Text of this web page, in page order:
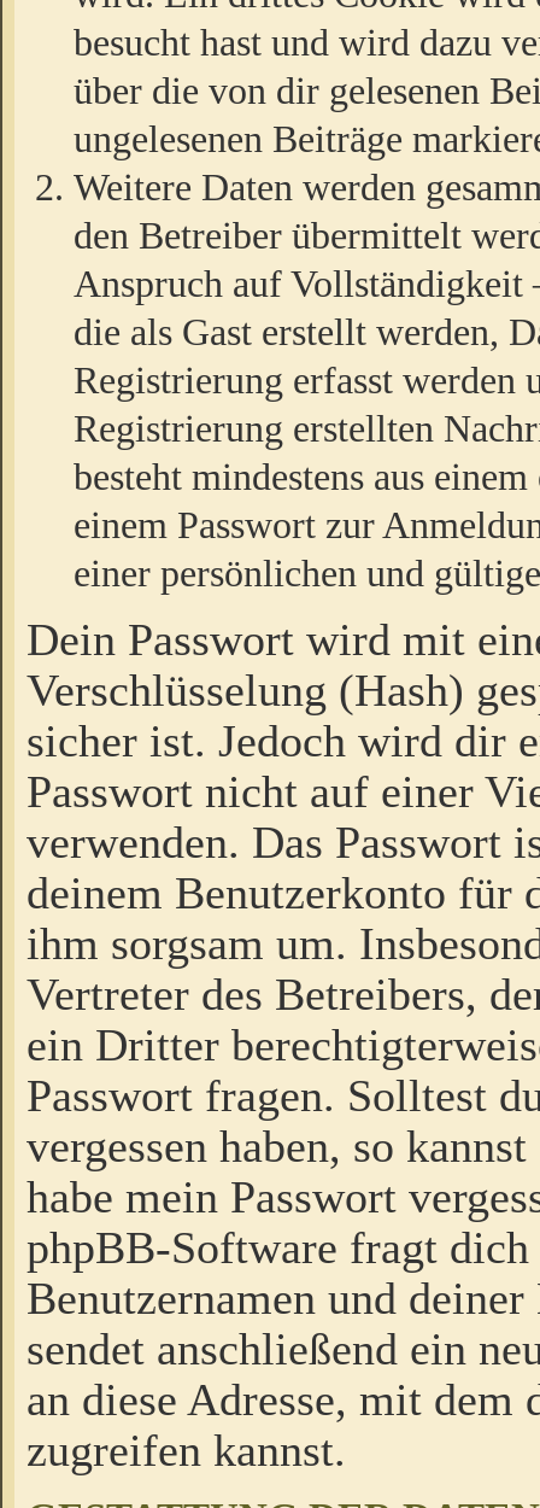
besucht hast und wird dazu
über die von dir gelesenen
ungelesenen Beiträge
Weitere Daten werden
den Betreiber übermittelt
Anspruch auf
die als Gast erstellt werden,
Registrierung erfasst werden
Registrierung erstellten
besteht mindestens aus
einem Passwort zur
einer persönlichen und
Dein Passwort wird mit
Verschlüsselung (Hash)
sicher ist. Jedoch wird dir
Passwort nicht auf einer
verwenden. Das Passwort
deinem Benutzerkonto für
ihm sorgsam um.
Vertreter des Betreibers,
ein Dritter
Passwort fragen. Solltest
vergessen haben, so
habe mein Passwort
phpBB-Software fragt dich
Benutzernamen und
sendet anschließend ein
an diese Adresse, mit dem
zugreifen kannst.